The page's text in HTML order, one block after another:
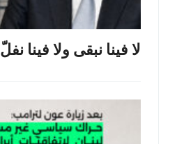
لا فينا نبقى ولا فينا نفلّ